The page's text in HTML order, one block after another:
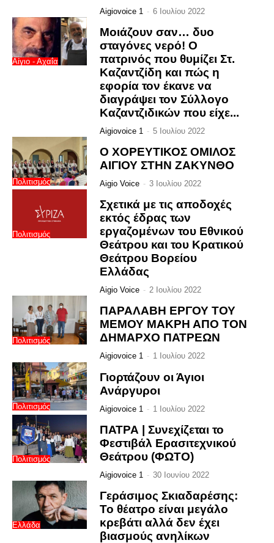
Aigiovoice 1 - 6 Ιουλίου 2022
Αίγιο - Αχαΐα
Μοιάζουν σαν… δυο
σταγόνες νερό! Ο
πατρινός που θυμίζει Στ.
Καζαντζίδη και πώς η
εφορία τον έκανε να
διαγράψει τον Σύλλογο
Καζαντζιδικών που είχε...
Aigiovoice 1 - 5 Ιουλίου 2022
Πολιτισμός
Ο ΧΟΡΕΥΤΙΚΟΣ ΟΜΙΛΟΣ
ΑΙΓΙΟΥ ΣΤΗΝ ΖΑΚΥΝΘΟ
Aigio Voice - 3 Ιουλίου 2022
Πολιτισμός
Σχετικά με τις αποδοχές
εκτός έδρας των
εργαζομένων του Εθνικού
Θεάτρου και του Κρατικού
Θεάτρου Βορείου
Ελλάδας
Aigio Voice - 2 Ιουλίου 2022
Πολιτισμός
ΠΑΡΑΛΑΒΗ ΕΡΓΟΥ ΤΟΥ
ΜΕΜΟΥ ΜΑΚΡΗ ΑΠΟ ΤΟΝ
ΔΗΜΑΡΧΟ ΠΑΤΡΕΩΝ
Aigiovoice 1 - 1 Ιουλίου 2022
Πολιτισμός
Γιορτάζουν οι Άγιοι
Ανάργυροι
Aigiovoice 1 - 1 Ιουλίου 2022
Πολιτισμός
ΠΑΤΡΑ | Συνεχίζεται το
Φεστιβάλ Ερασιτεχνικού
Θεάτρου (ΦΩΤΟ)
Aigiovoice 1 - 30 Ιουνίου 2022
Ελλάδα
Γεράσιμος Σκιαδαρέσης:
Το θέατρο είναι μεγάλο
κρεβάτι αλλά δεν έχει
βιασμούς ανηλίκων